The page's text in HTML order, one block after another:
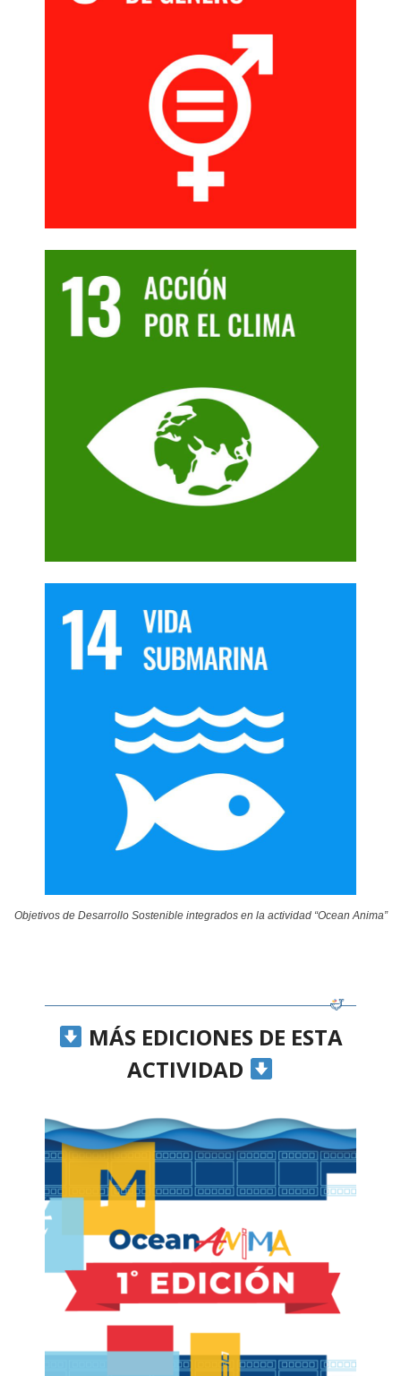
Objetivos de Desarrollo Sostenible integrados en la actividad “Ocean Anima”
MÁS EDICIONES DE ESTA
ACTIVIDAD